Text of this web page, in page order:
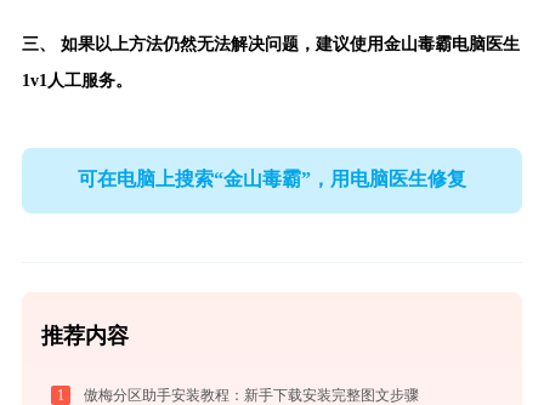
三、 如果以上方法仍然无法解决问题，建议使用金山毒霸电脑医生
1v1人工服务。
可在电脑上搜索“金山毒霸”，用电脑医生修复
推荐内容
1 傲梅分区助手安装教程：新手下载安装完整图文步骤